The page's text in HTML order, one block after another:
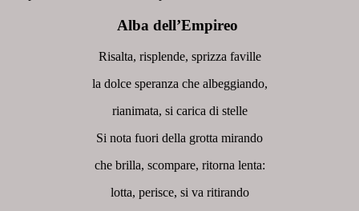
Alba dell’Empireo
Risalta, risplende, sprizza faville
la dolce speranza che albeggiando,
rianimata, si carica di stelle
Si nota fuori della grotta mirando
che brilla, scompare, ritorna lenta:
lotta, perisce, si va ritirando